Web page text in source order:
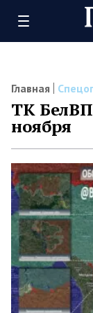
Главная
ТК
ноября